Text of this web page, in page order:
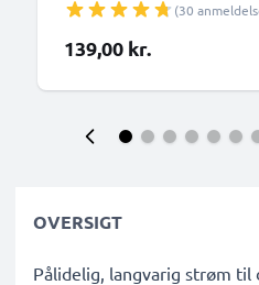
fra CELLONIC
(30
139,00 kr.
OVERSIGT
Pålidelig, langvarig strøm til